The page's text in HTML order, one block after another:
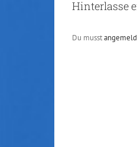
Hinterlasse
Du musst